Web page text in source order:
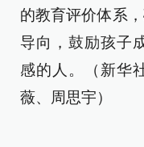
的教育评价体系
导向，鼓励孩子
感的人。（新华
薇、周思宇）